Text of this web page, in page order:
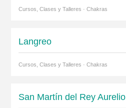
Cursos, Clases y Talleres · Chakras
Langreo
Cursos, Clases y Talleres · Chakras
San Martín del Rey Aurelio